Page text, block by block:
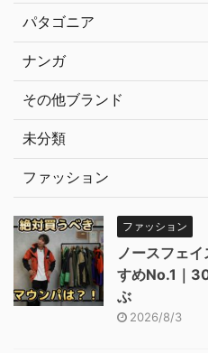
パタゴニア
ナンガ
その他ブランド
未分類
ファッション
ファッション
ノースフェ
すめNo.1｜
ぶ
2026/8/3